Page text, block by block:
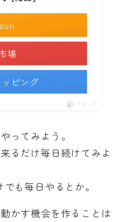
場
ピング
ポチップ
ってみよう。
るだけ毎日続けてみよ
も毎日やるとか。
かす機会を作ることは